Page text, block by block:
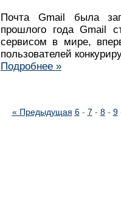
Почта Gmail была
прошлого года Gmail
сервисом в мире,
пользователей
Подробнее »
« Предыдущая 6- 7 - 8- 9